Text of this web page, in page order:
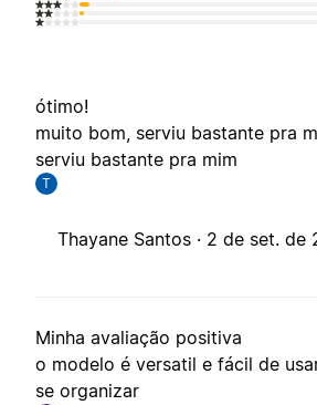
ótimo!
muito bom, serviu bastante pra
serviu bastante pra mim
T
Thayane Santos · 2 de set. de
Minha avaliação positiva
o modelo é versatil e fácil de
se organizar